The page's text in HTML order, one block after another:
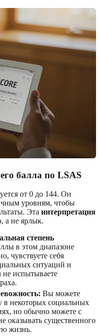
балла по LSAS
от 0 до 144. Он
уровням, чтобы
Эта интерпретация
а не ярлык.
степень
в этом диапазоне
чувствуете себя
ситуаций и
не испытываете
Вы можете
в некоторых социальных
но обычно можете с
оказывать существенного
жизнь.